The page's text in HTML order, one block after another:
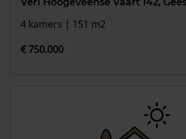
Verl Hoogeveense Vaart 142,
4 kamers | 151 m2
€ 750.000